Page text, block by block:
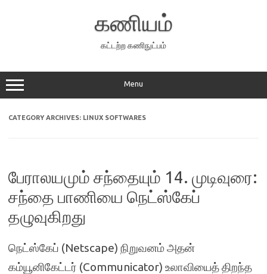
கணியம்
கட்டற்ற கணிநுட்பம்
Menu
CATEGORY ARCHIVES: LINUX SOFTWARES
பேராலயமும் சந்தையும் 14. முடிவுரை:
சந்தை பாணியை நெட்ஸ்கேப்
தழுவுகிறது
நெட்ஸ்கேப் (Netscape) நிறுவனம் அதன்
கம்யூனிகேட்டர் (Communicator) உலாவியைத் திறந்த